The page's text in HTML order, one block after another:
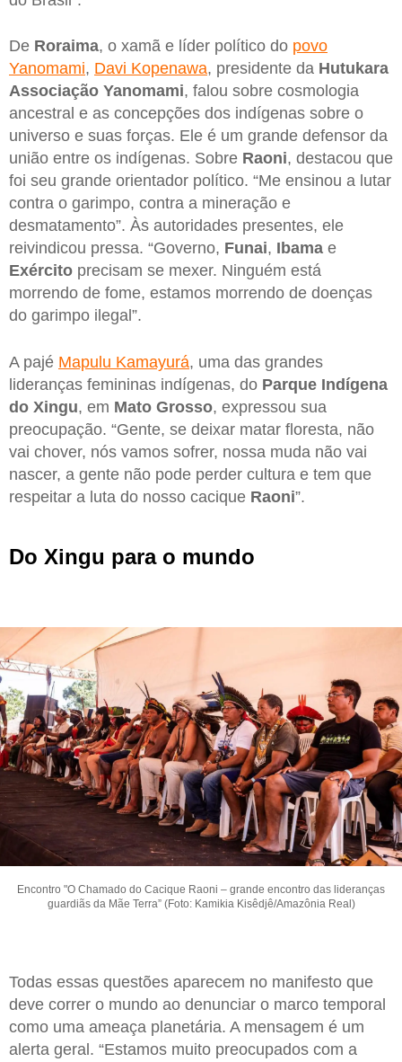
De Roraima, o xamã e líder político do povo
Yanomami, Davi Kopenawa, presidente da Hutukara
Associação Yanomami, falou sobre cosmologia
ancestral e as concepções dos indígenas sobre o
universo e suas forças. Ele é um grande defensor da
união entre os indígenas. Sobre Raoni, destacou que
foi seu grande orientador político. “Me ensinou a lutar
contra o garimpo, contra a mineração e
desmatamento”. Às autoridades presentes, ele
reivindicou pressa. “Governo, Funai, Ibama e
Exército precisam se mexer. Ninguém está
morrendo de fome, estamos morrendo de doenças
do garimpo ilegal”.
A pajé Mapulu Kamayurá, uma das grandes
lideranças femininas indígenas, do Parque Indígena
do Xingu, em Mato Grosso, expressou sua
preocupação. “Gente, se deixar matar floresta, não
vai chover, nós vamos sofrer, nossa muda não vai
nascer, a gente não pode perder cultura e tem que
respeitar a luta do nosso cacique Raoni”.
Do Xingu para o mundo
Encontro "O Chamado do Cacique Raoni – grande encontro das lideranças
guardiãs da Mãe Terra” (Foto: Kamikia Kisêdjê/Amazônia Real)
Todas essas questões aparecem no manifesto que
deve correr o mundo ao denunciar o marco temporal
como uma ameaça planetária. A mensagem é um
alerta geral. “Estamos muito preocupados com a